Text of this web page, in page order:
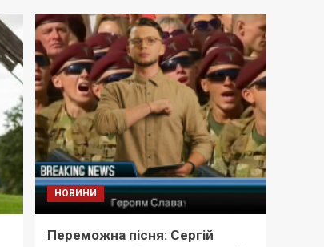
НОВИНИ
Переможна пісня: Сергій